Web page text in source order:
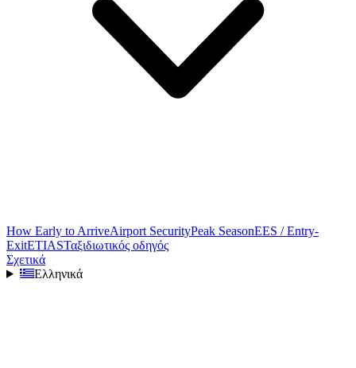
How Early to ArriveAirport SecurityPeak SeasonEES / Entry-
ExitETIASΤαξιδιωτικός οδηγός
Σχετικά
Ελληνικά